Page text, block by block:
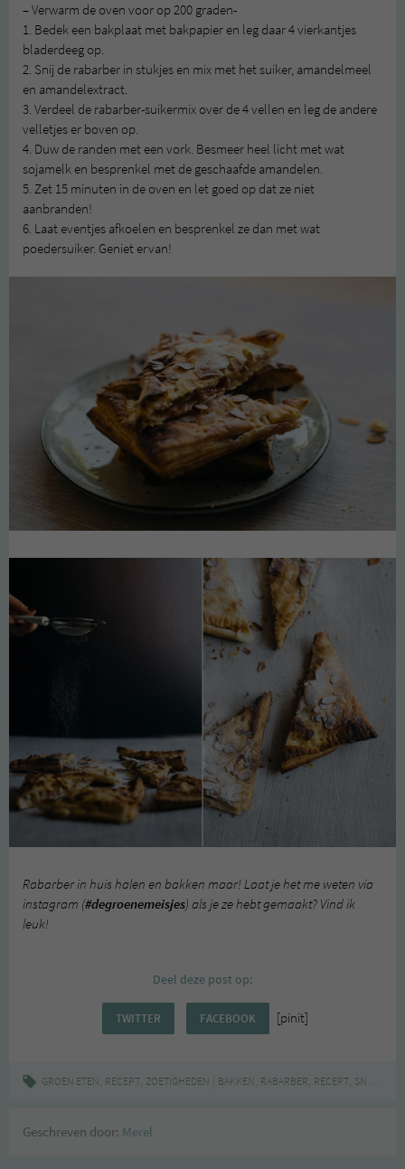
– Verwarm de oven voor op 200 graden-
1. Bedek een bakplaat met bakpapier en leg daar 4 vierkantjes
bladerdeeg op.
2. Snij de rabarber in stukjes en mix met het suiker, amandelmeel
en amandelextract.
3. Verdeel de rabarber-suikermix over de 4 vellen en leg de andere
velletjes er boven op.
4. Duw de randen met een vork. Besmeer heel licht met wat
sojamelk en besprenkel met de geschaafde amandelen.
5. Zet 15 minuten in de oven en let goed op dat ze niet
aanbranden!
6. Laat eventjes afkoelen en besprenkel ze dan met wat
poedersuiker. Geniet ervan!
Rabarber in huis halen en bakken maar! Laat je het me weten via
instagram (#degroenemeisjes) als je ze hebt gemaakt? Vind ik
leuk!
Deel deze post op:
TWITTER FACEBOOK [pinit]
GROEN ETEN, RECEPT, ZOETIGHEDEN BAKKEN, RABARBER, RECEPT, SNEL ,
Geschreven door: Merel